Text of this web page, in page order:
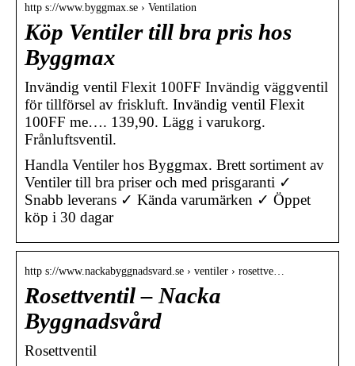
http s://www.byggmax.se › Ventilation
Köp Ventiler till bra pris hos
Byggmax
Invändig ventil Flexit 100FF Invändig väggventil
för tillförsel av friskluft. Invändig ventil Flexit
100FF me…. 139,90. Lägg i varukorg.
Frånluftsventil.
Handla Ventiler hos Byggmax. Brett sortiment av
Ventiler till bra priser och med prisgaranti ✓
Snabb leverans ✓ Kända varumärken ✓ Öppet
köp i 30 dagar
http s://www.nackabyggnadsvard.se › ventiler › rosettve…
Rosettventil – Nacka
Byggnadsvård
Rosettventil